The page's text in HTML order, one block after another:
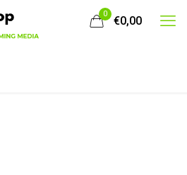
0
€0,00